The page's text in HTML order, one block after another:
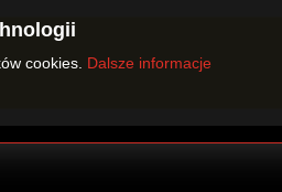
cookies. Dalsze informacje